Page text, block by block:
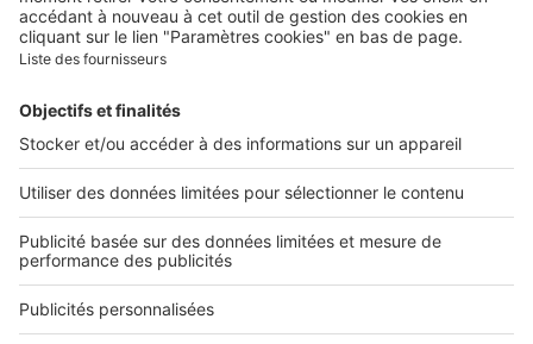
Nous rejoindre
Presse
Nos applications
Découvrez nos applications